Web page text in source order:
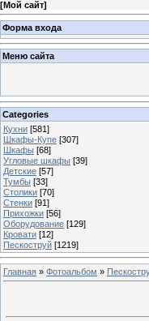
[Мой сайт]
Форма входа
Меню сайта
Categories
Кухни [581]
Шкафы-Купе [307]
Шкафы [68]
Угловые шкафы [39]
Детские [57]
Тумбы [33]
Столики [70]
Стенки [91]
Прихожки [56]
Оборудование [129]
Кровати [12]
Пескоструй [1219]
Главная » Фотоальбом »